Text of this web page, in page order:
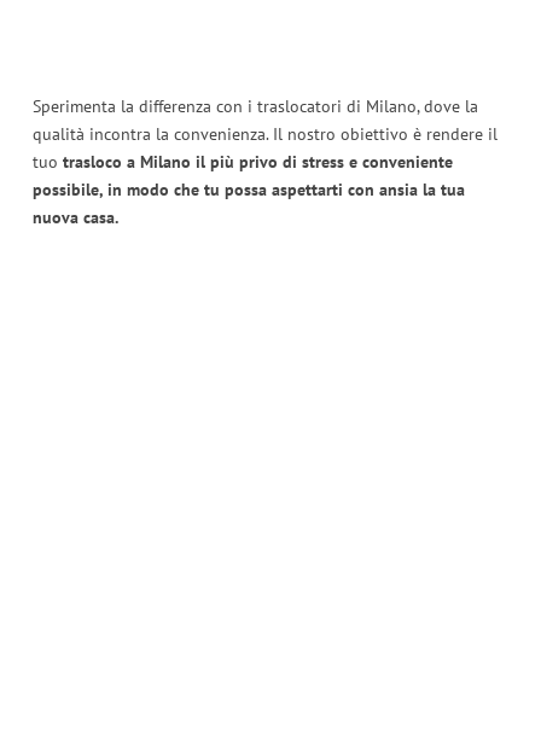
Sperimenta la differenza con i traslocatori di Milano, dove la
qualità incontra la convenienza. Il nostro obiettivo è rendere il
tuo trasloco a Milano il più privo di stress e conveniente
possibile, in modo che tu possa aspettarti con ansia la tua
nuova casa.